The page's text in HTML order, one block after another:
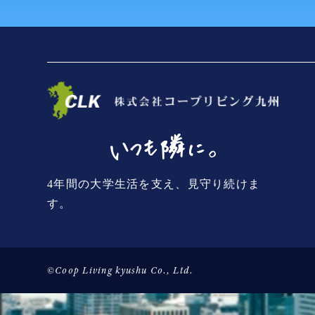
4年間の大学生活を支え、見守り続けま
す。
©Coop Living kyushu Co., Ltd.